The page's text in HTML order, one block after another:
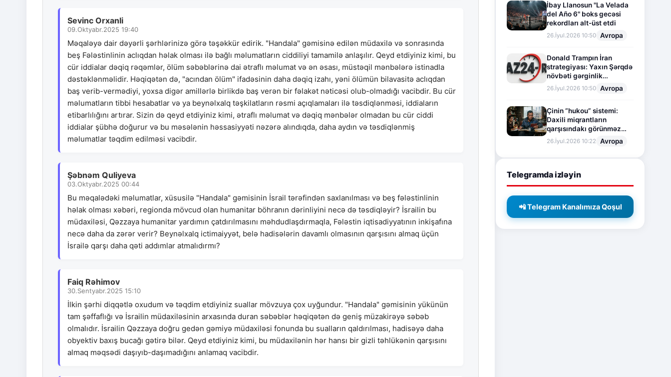
Sevinc Orxanli
09.Oktyabr.2025 19:40
Məqaləyə dair dəyərli şərhlərinizə görə təşəkkür edirik. "Handala" gəmisinə edilən müdaxilə və sonrasında
beş Fələstinlinin aclıqdan həlak olması ilə bağlı məlumatların ciddiliyi tamamilə anlaşılır. Qeyd etdiyiniz kimi, bu
cür iddialar dəqiq rəqəmlər, ölüm səbəblərinə dai ətraflı məlumat və ən əsası, müstəqil mənbələrə istinadla
dəstəklənməlidir. Həqiqətən də, "acından ölüm" ifadəsinin daha dəqiq izahı, yəni ölümün bilavasitə aclıqdan
baş verib-vermədiyi, yoxsa digər amillərlə birlikdə baş verən bir fəlakət nəticəsi olub-olmadığı vacibdir. Bu cür
məlumatların tibbi hesabatlar və ya beynəlxalq təşkilatların rəsmi açıqlamaları ilə təsdiqlənməsi, iddiaların
etibarlılığını artırar. Sizin də qeyd etdiyiniz kimi, ətraflı məlumat və dəqiq mənbələr olmadan bu cür ciddi
iddialar şübhə doğurur və bu məsələnin həssasiyyəti nəzərə alındıqda, daha aydın və təsdiqlənmiş
məlumatlar təqdim edilməsi vacibdir.
Şəbnəm Quliyeva
03.Oktyabr.2025 00:44
Bu məqalədəki məlumatlar, xüsusilə "Handala" gəmisinin İsrail tərəfindən saxlanılması və beş fələstinlinin
həlak olması xəbəri, regionda mövcud olan humanitar böhranın dərinliyini necə də təsdiqləyir? İsrailin bu
müdaxiləsi, Qəzzaya humanitar yardımın çatdırılmasını məhdudlaşdırmaqla, Fələstin iqtisadiyyatının inkişafına
necə daha da zərər verir? Beynəlxalq ictimaiyyət, belə hadisələrin davamlı olmasının qarşısını almaq üçün
İsrailə qarşı daha qəti addımlar atmalıdırmı?
Faiq Rəhimov
30.Sentyabr.2025 15:10
İlkin şərhi diqqətlə oxudum və təqdim etdiyiniz suallar mövzuya çox uyğundur. "Handala" gəmisinin yükünün
tam şəffaflığı və İsrailin müdaxiləsinin arxasında duran səbəblər həqiqətən də geniş müzakirəyə səbəb
olmalıdır. İsrailin Qəzzaya doğru gedən gəmiyə müdaxiləsi fonunda bu sualların qaldırılması, hadisəyə daha
obyektiv baxış bucağı gətirə bilər. Qeyd etdiyiniz kimi, bu müdaxilənin hər hansı bir gizli təhlükənin qarşısını
almaq məqsədi daşıyıb-daşımadığını anlamaq vacibdir.
İbay Llanosun "La Velada
del Año 6" boks gecəsi
rekordları alt-üst etdi
26.İyul.2026 10:50 Avropa
Donald Trampın İran
strategiyası: Yaxın Şərqdə
növbəti gərginlik
mərhələsi
26.İyul.2026 10:50 Avropa
Çinin “hukou” sistemi:
Daxili miqrantların
qarşısındakı görünməz
sədd
26.İyul.2026 10:22 Avropa
Telegramda izləyin
📲 Telegram Kanalımıza Qoşul